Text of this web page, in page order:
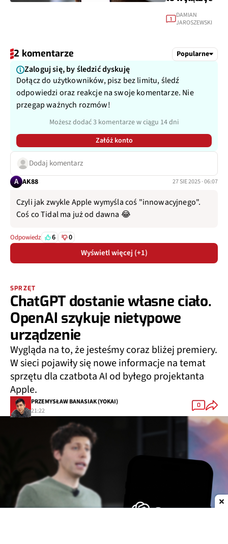
1
DAMIAN
JAROSZEWSKI
2 komentarze Popularne
Zaloguj się, by śledzić dyskuję
Dołącz do użytkowników, pisz bez limitu, śledź
odpowiedzi oraz reakcje na swoje komentarze. Nie
przegap ważnych rozmów!
Możesz dodać 3 komentarze w ciągu 14 dni
Załóż konto
Dodaj komentarz
A AK88 27 SIE 2025 · 06:07
Czyli jak zwykle Apple wymyśla coś "innowacyjnego".
Coś co Tidal ma już od dawna 😂
Odpowiedz 6 0
Wyświetl więcej (+1)
SPRZĘT
ChatGPT dostanie własne ciało.
OpenAI szykuje nietypowe
urządzenie
Wygląda na to, że jesteśmy coraz bliżej premiery.
W sieci pojawiły się nowe informacje na temat
sprzętu dla czatbota AI od byłego projektanta
Apple.
PRZEMYSŁAW BANASIAK (YOKAI)
21:22
0